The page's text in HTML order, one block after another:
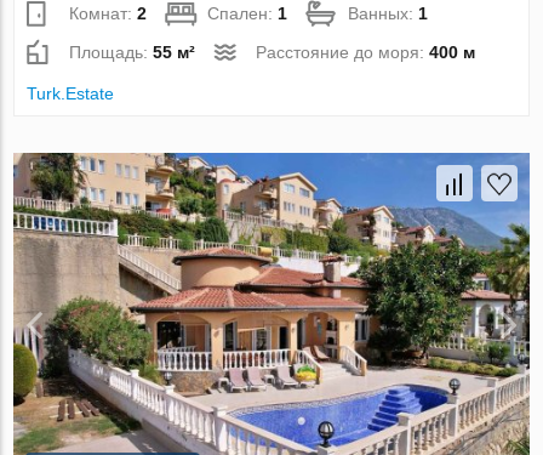
Комнат:2 Спален: 1 Ванных: 1
Площадь:55 м² Расстояние до моря:400 м
Turk.Estate